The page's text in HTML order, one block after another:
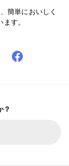
簡単においしく
す。
？